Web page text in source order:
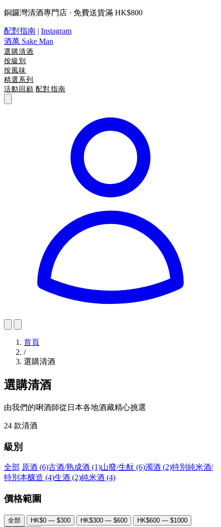
銅鑼灣清酒專門店 · 免費送貨滿 HK$800
配對指南 | Instagram
酒萬 Sake Man
選購清酒
按級別
按風味
精選系列
活動回顧 配對指南
首頁
/
選購清酒
選購清酒
由我們的唎酒師從日本各地酒藏精心挑選
24 款清酒
級別
全部 原酒 (6)古酒/熟成酒 (1)山廢/生酛 (6)濁酒 (2)特別純米酒/
特別本釀造 (4)生酒 (2)純米酒 (4)
價格範圍
全部 HK$0 — $300 HK$300 — $600
HK$600 — $1000